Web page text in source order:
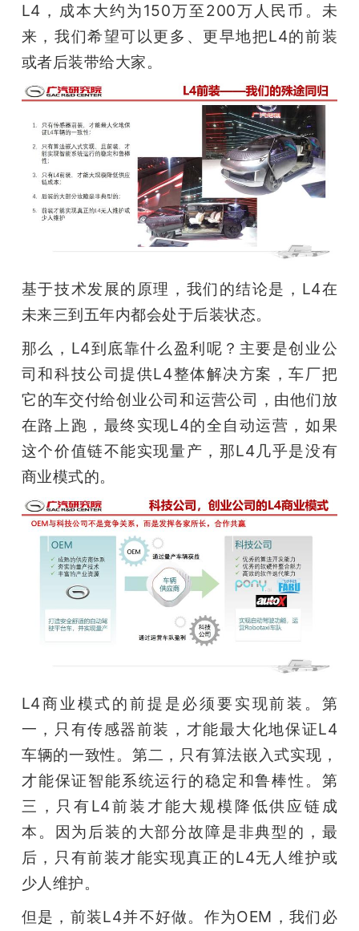
L4，成本大约为150万至200万人民币。未
来，我们希望可以更多、更早地把L4的前装
或者后装带给大家。
基于技术发展的原理，我们的结论是，L4在
未来三到五年内都会处于后装状态。
那么，L4到底靠什么盈利呢？主要是创业公
司和科技公司提供L4整体解决方案，车厂把
它的车交付给创业公司和运营公司，由他们放
在路上跑，最终实现L4的全自动运营，如果
这个价值链不能实现量产，那L4几乎是没有
商业模式的。
L4商业模式的前提是必须要实现前装。第
一，只有传感器前装，才能最大化地保证L4
车辆的一致性。第二，只有算法嵌入式实现，
才能保证智能系统运行的稳定和鲁棒性。第
三，只有L4前装才能大规模降低供应链成
本。因为后装的大部分故障是非典型的，最
后，只有前装才能实现真正的L4无人维护或
少人维护。
但是，前装L4并不好做。作为OEM，我们必